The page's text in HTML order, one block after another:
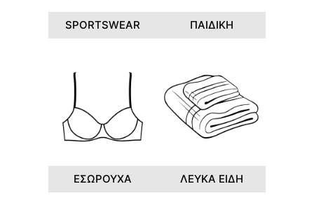
SPORTSWEAR ΠΑΙΔΙΚΗ
ΕΣΩΡΟΥΧΑ ΛΕΥΚΑ ΕΙΔΗ